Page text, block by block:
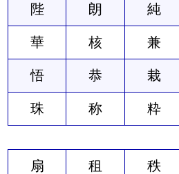
陛 朗 純
華 核 兼
悟 恭 栽
珠 称 粋
扇 租 秩